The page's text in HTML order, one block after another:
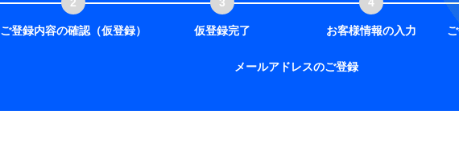
ご登録内容の確認（仮登録） 仮登録完了 お客様情報の入力
メールアドレスのご登録